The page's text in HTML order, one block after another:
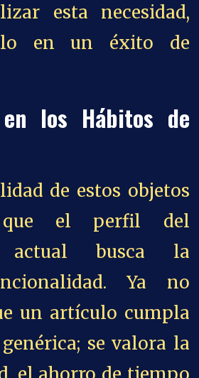
esta necesidad,
en un éxito de
los Hábitos de
de estos objetos
que el perfil del
actual busca la
Ya no
un artículo cumpla
se valora la